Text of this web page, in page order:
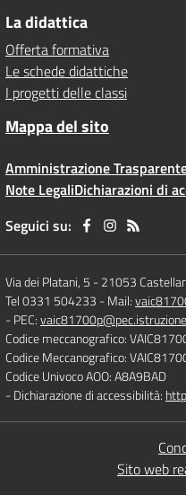
La didattica
Offerta formativa
Le schede didattiche
I progetti delle classi
Mappa del sito
Amministrazione
Note LegaliDichiarazioni di
Seguici su:
Via dei Platani, 5 -21053
Tel 0331 504233 - Mail:
- PEC:
Codice meccanografico:
Codice Meccanografico:
Codice Univoco AOO: A8A9BAD
- Dichiarazione di accessibilità:
Sito web